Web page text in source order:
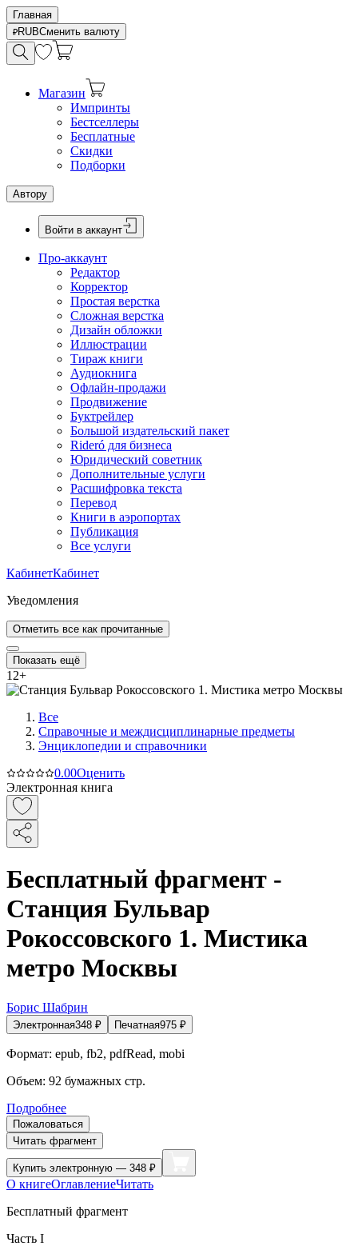
Главная
RUBСменить валюту
Магазин
Импринты
Бестселлеры
Бесплатные
Скидки
Подборки
Автору
Войти в аккаунт
Про-аккаунт
Редактор
Корректор
Простая верстка
Сложная верстка
Дизайн обложки
Иллюстрации
Тираж книги
Аудиокнига
Офлайн-продажи
Продвижение
Буктрейлер
Большой издательский пакет
Rideró для бизнеса
Юридический советник
Дополнительные услуги
Расшифровка текста
Перевод
Книги в аэропортах
Публикация
Все услуги
КабинетКабинет
Уведомления
Отметить все как прочитанные
Показать ещё
12+
Все
Справочные и междисциплинарные предметы
Энциклопедии и справочники
0.00Оценить
Электронная книга
Бесплатный фрагмент -
Станция Бульвар
Рокоссовского 1. Мистика
метро Москвы
Борис Шабрин
Электронная348 ₽ Печатная975 ₽
Формат: epub, fb2, pdfRead, mobi
Объем: 92 бумажных стр.
Подробнее
Пожаловаться
Читать фрагмент
Купить электронную — 348 ₽
О книгеОглавлениеЧитать
Бесплатный фрагмент
Часть I